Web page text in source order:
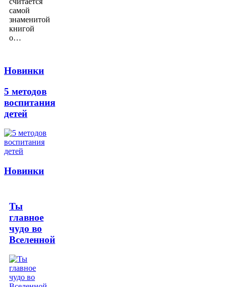
самой
знаменитой
книгой
о…
Новинки
5 методов
воспитания
детей
Новинки
Ты
главное
чудо во
Вселенной